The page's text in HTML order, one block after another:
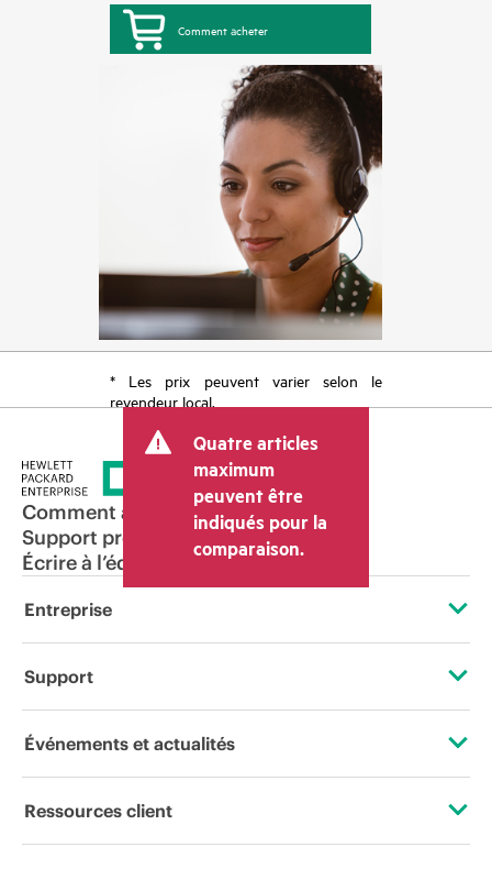
Comment acheter
* Les prix peuvent varier selon le
revendeur local.
Quatre articles
maximum
peuvent être
indiqués pour la
comparaison.
Comment acheter
Support produit
Écrire à l’équipe commerciale
Entreprise
À propos de HPE
Responsabilité d’entreprise
Support
Services d’assistance opérationnelle (OSS)
Événements et actualités
Événements
Ressources client